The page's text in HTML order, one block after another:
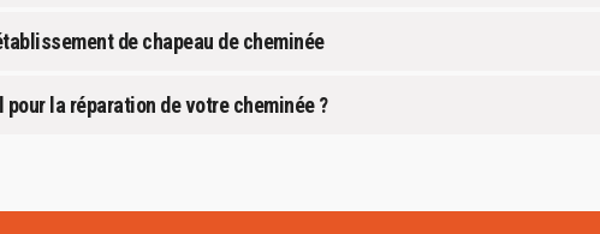
de chapeau de cheminée
la réparation de votre cheminée ?